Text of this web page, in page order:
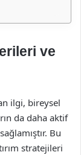
ve
ilgi, bireysel
da daha aktif
Bu
stratejileri